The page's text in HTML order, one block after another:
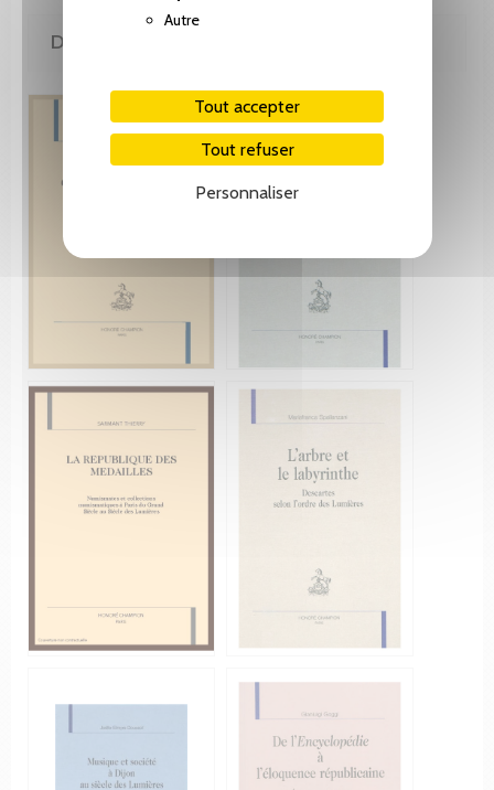
Autre
Tout accepter
Tout refuser
Personnaliser
DE LA MÊME COLLECTION